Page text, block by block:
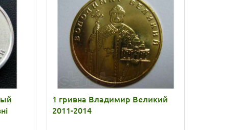
1 гривна Владимир Великий
2011-2014